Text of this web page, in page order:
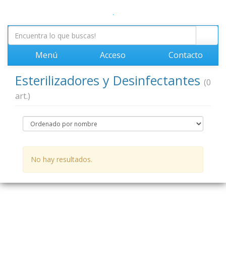
.
Menú Acceso Contacto
Esterilizadores y Desinfectantes (0
art.)
No hay resultados.